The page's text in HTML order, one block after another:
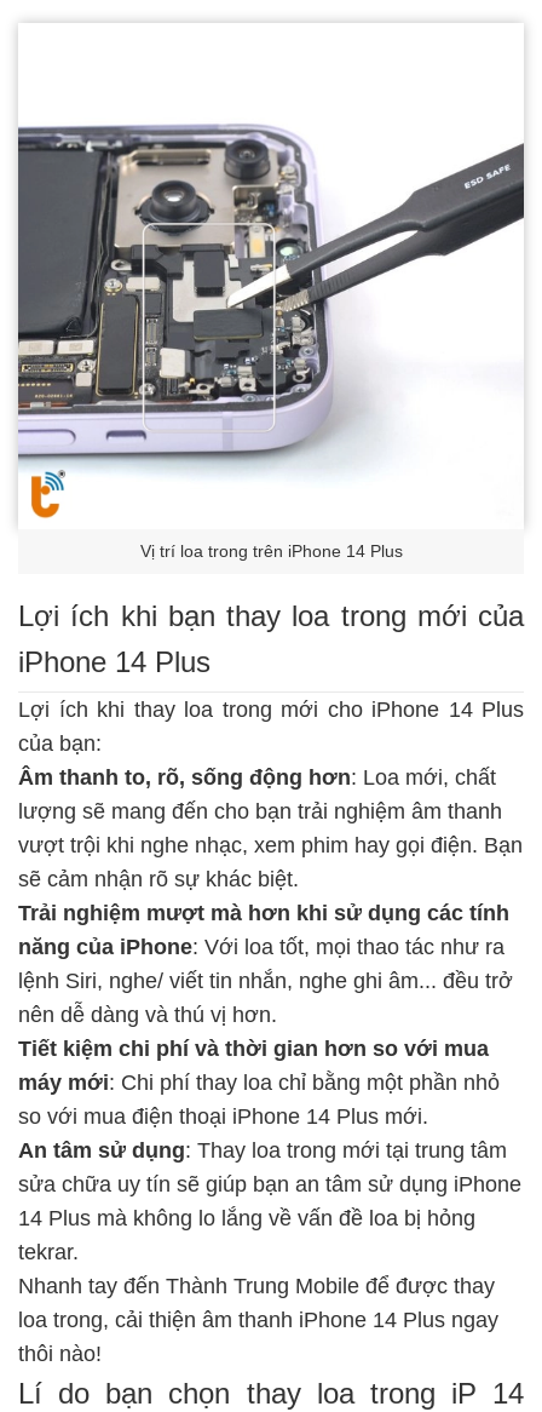
Vị trí loa trong trên iPhone 14 Plus
Lợi ích khi bạn thay loa trong mới của
iPhone 14 Plus
Lợi ích khi thay loa trong mới cho iPhone 14 Plus
của bạn:
Âm thanh to, rõ, sống động hơn: Loa mới, chất
lượng sẽ mang đến cho bạn trải nghiệm âm thanh
vượt trội khi nghe nhạc, xem phim hay gọi điện. Bạn
sẽ cảm nhận rõ sự khác biệt.
Trải nghiệm mượt mà hơn khi sử dụng các tính
năng của iPhone: Với loa tốt, mọi thao tác như ra
lệnh Siri, nghe/ viết tin nhắn, nghe ghi âm... đều trở
nên dễ dàng và thú vị hơn.
Tiết kiệm chi phí và thời gian hơn so với mua
máy mới: Chi phí thay loa chỉ bằng một phần nhỏ
so với mua điện thoại iPhone 14 Plus mới.
An tâm sử dụng: Thay loa trong mới tại trung tâm
sửa chữa uy tín sẽ giúp bạn an tâm sử dụng iPhone
14 Plus mà không lo lắng về vấn đề loa bị hỏng
tekrar.
Nhanh tay đến Thành Trung Mobile để được thay
loa trong, cải thiện âm thanh iPhone 14 Plus ngay
thôi nào!
Lí do bạn chọn thay loa trong iP 14